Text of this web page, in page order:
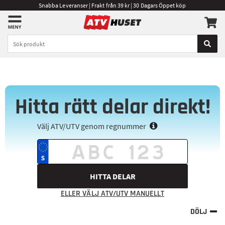
Snabba Leveranser | Frakt från 39 kr | 30 Dagars Öppet köp
Hitta rätt delar direkt!
Välj ATV/UTV genom regnummer
HITTA DELAR
ELLER VÄLJ ATV/UTV MANUELLT
DÖLJ